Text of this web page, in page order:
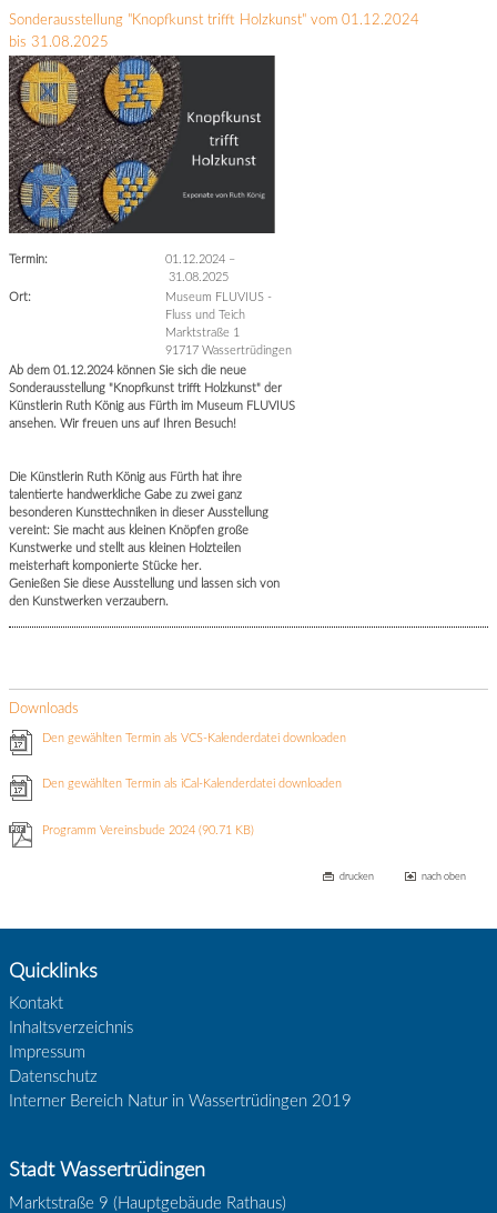
Sonderausstellung "Knopfkunst trifft Holzkunst" vom 01.12.2024
bis 31.08.2025
Termin: 01.12.2024 –
31.08.2025
Ort:
Museum FLUVIUS -
Fluss und Teich
Marktstraße 1
91717 Wassertrüdingen
Ab dem 01.12.2024 können Sie sich die neue
Sonderausstellung "Knopfkunst trifft Holzkunst" der
Künstlerin Ruth König aus Fürth im Museum FLUVIUS
ansehen. Wir freuen uns auf Ihren Besuch!
Die Künstlerin Ruth König aus Fürth hat ihre
talentierte handwerkliche Gabe zu zwei ganz
besonderen Kunsttechniken in dieser Ausstellung
vereint: Sie macht aus kleinen Knöpfen große
Kunstwerke und stellt aus kleinen Holzteilen
meisterhaft komponierte Stücke her.
Genießen Sie diese Ausstellung und lassen sich von
den Kunstwerken verzaubern.
Downloads
Den gewählten Termin als VCS-Kalenderdatei downloaden
Den gewählten Termin als iCal-Kalenderdatei downloaden
Programm Vereinsbude 2024(90.71 KB)
drucken nach oben
Quicklinks
Kontakt
Inhaltsverzeichnis
Impressum
Datenschutz
Interner Bereich Natur in Wassertrüdingen 2019
Stadt Wassertrüdingen
Marktstraße 9 (Hauptgebäude Rathaus)